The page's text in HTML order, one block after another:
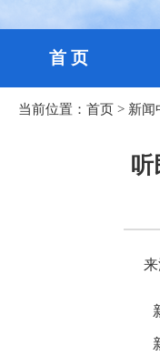
首 页
当前位置： 首页 > 新闻